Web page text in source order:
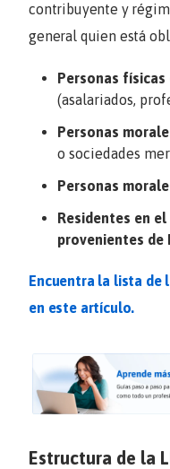
contribuyente y
general quien está
Personas
(asalariados,
Personas
o sociedades
Personas
Residentes en
provenientes de
Encuentra la lista de
en este artículo.
Estructura de la